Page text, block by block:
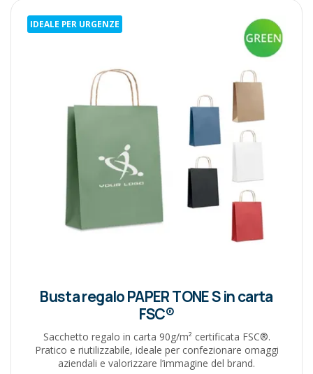
IDEALE PER URGENZE
Busta regalo PAPER TONE S in carta
FSC®
Sacchetto regalo in carta 90g/m² certificata FSC®.
Pratico e riutilizzabile, ideale per confezionare omaggi
aziendali e valorizzare l’immagine del brand.